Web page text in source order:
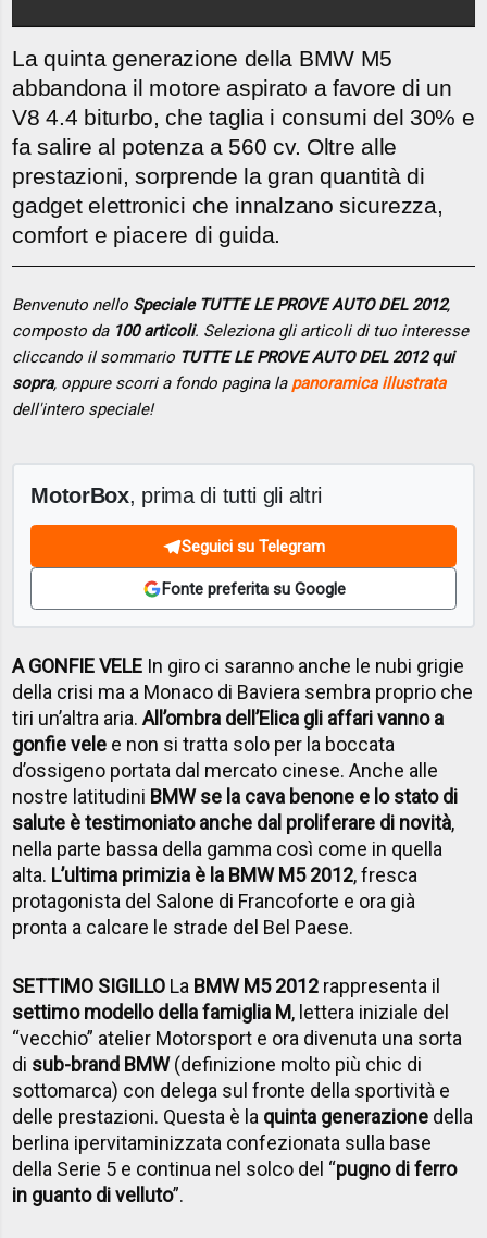
La quinta generazione della BMW M5
abbandona il motore aspirato a favore di un
V8 4.4 biturbo, che taglia i consumi del 30% e
fa salire al potenza a 560 cv. Oltre alle
prestazioni, sorprende la gran quantità di
gadget elettronici che innalzano sicurezza,
comfort e piacere di guida.
Benvenuto nello Speciale TUTTE LE PROVE AUTO DEL 2012,
composto da 100 articoli. Seleziona gli articoli di tuo interesse
cliccando il sommario TUTTE LE PROVE AUTO DEL 2012 qui
sopra, oppure scorri a fondo pagina la panoramica illustrata
dell'intero speciale!
MotorBox, prima di tutti gli altri
Seguici su Telegram
Fonte preferita su Google
A GONFIE VELE In giro ci saranno anche le nubi grigie
della crisi ma a Monaco di Baviera sembra proprio che
tiri un’altra aria.All’ombra dell’Elica gli affari vanno a
gonfie vele e non si tratta solo per la boccata
d’ossigeno portata dal mercato cinese. Anche alle
nostre latitudini BMW se la cava benone e lo stato di
salute è testimoniato anche dal proliferare di novità,
nella parte bassa della gamma così come in quella
alta. L’ultima primizia è la BMW M5 2012, fresca
protagonista del Salone di Francoforte e ora già
pronta a calcare le strade del Bel Paese.
SETTIMO SIGILLO La BMW M5 2012 rappresenta il
settimo modello della famiglia M, lettera iniziale del
“vecchio” atelier Motorsport e ora divenuta una sorta
di sub-brand BMW(definizione molto più chic di
sottomarca) con delega sul fronte della sportività e
delle prestazioni. Questa è la quinta generazione della
berlina ipervitaminizzata confezionata sulla base
della Serie 5 e continua nel solco del “pugno di ferro
in guanto di velluto”.